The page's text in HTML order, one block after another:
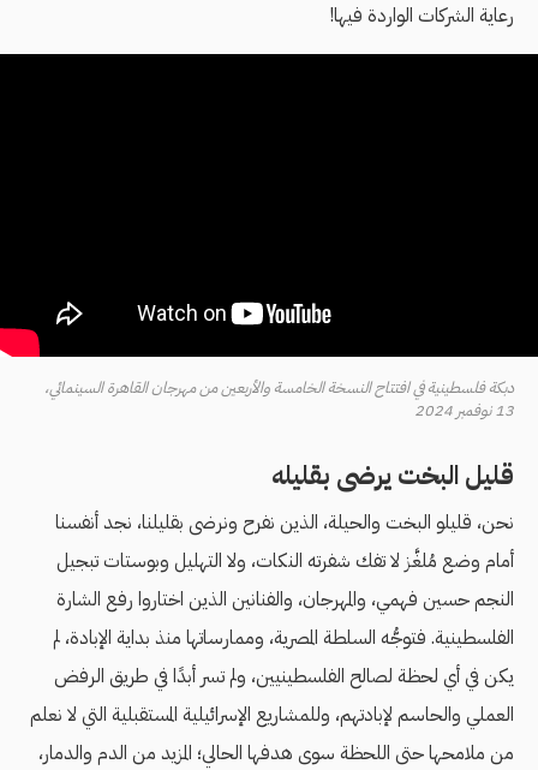
رعاية الشركات الواردة فيها!
دبكة فلسطينية في افتتاح النسخة الخامسة والأربعين من مهرجان القاهرة السينمائي،
13 نوفمبر 2024
قليل البخت يرضى بقليله
نحن، قليلو البخت والحيلة، الذين نفرح ونرضى بقليلنا، نجد أنفسنا
أمام وضع مُلغَّز لا تفك شفرته النكات، ولا التهليل وبوستات تبجيل
النجم حسين فهمي، والمهرجان، والفنانين الذين اختاروا رفع الشارة
الفلسطينية. فتوجُّه السلطة المصرية، وممارساتها منذ بداية الإبادة، لم
يكن في أي لحظة لصالح الفلسطينيين، ولم تسر أبدًا في طريق الرفض
العملي والحاسم لإبادتهم، وللمشاريع الإسرائيلية المستقبلية التي لا نعلم
من ملامحها حتى اللحظة سوى هدفها الحالي؛ المزيد من الدم والدمار،